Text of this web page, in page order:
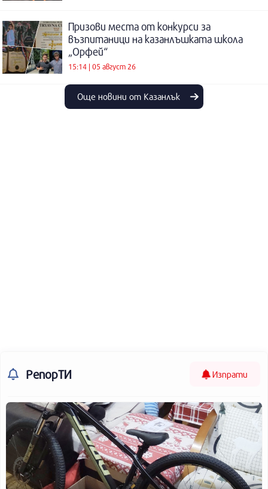
Призови места от конкурси за
възпитаници на казанлъшката школа
„Орфей“
15:14 | 05 август 26
Още новини от Казанлък
РепорТИ Изпрати